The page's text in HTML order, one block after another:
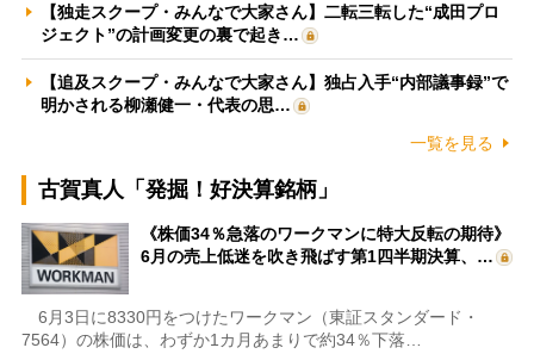
【独走スクープ・みんなで大家さん】二転三転した“成田プロ
ジェクト”の計画変更の裏で起き…
【追及スクープ・みんなで大家さん】独占入手“内部議事録”で
明かされる柳瀬健一・代表の思…
一覧を見る
古賀真人「発掘！好決算銘柄」
《株価34％急落のワークマンに特大反転の期待》
6月の売上低迷を吹き飛ばす第1四半期決算、…
6月3日に8330円をつけたワークマン（東証スタンダード・
7564）の株価は、わずか1カ月あまりで約34％下落…